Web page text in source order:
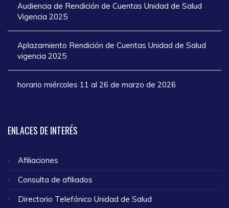
Audiencia de Rendición de Cuentas Unidad de Salud
Vigencia 2025
Aplazamiento Rendición de Cuentas Unidad de Salud
vigencia 2025
horario miércoles 11 al 26 de marzo de 2026
ENLACES DE INTERÉS
Afiliaciones
Consulta de afiliados
Directorio Telefónico Unidad de Salud